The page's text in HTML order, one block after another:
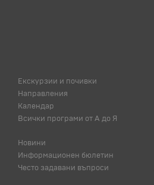
Екскурзии и почивки
Направления
Календар
Всички програми от А до Я
Новини
Информационен бюлетин
Често задавани въпроси